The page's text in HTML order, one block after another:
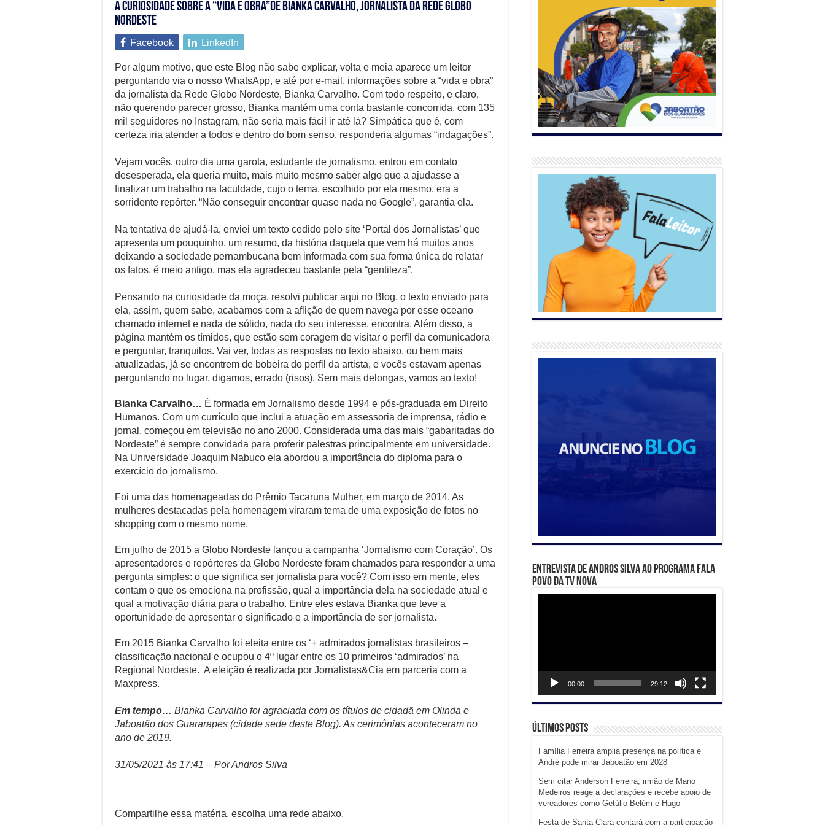
A curiosidade sobre a “vida e obra”de Bianka Carvalho, jornalista da Rede Globo
Nordeste
Facebook LinkedIn
Por algum motivo, que este Blog não sabe explicar, volta e meia aparece um leitor
perguntando via o nosso WhatsApp, e até por e-mail, informações sobre a “vida e obra”
da jornalista da Rede Globo Nordeste, Bianka Carvalho. Com todo respeito, e claro,
não querendo parecer grosso, Bianka mantém uma conta bastante concorrida, com 135
mil seguidores no Instagram, não seria mais fácil ir até lá? Simpática que é, com
certeza iria atender a todos e dentro do bom senso, responderia algumas “indagações”.
Vejam vocês, outro dia uma garota, estudante de jornalismo, entrou em contato
desesperada, ela queria muito, mais muito mesmo saber algo que a ajudasse a
finalizar um trabalho na faculdade, cujo o tema, escolhido por ela mesmo, era a
sorridente repórter. “Não conseguir encontrar quase nada no Google”, garantia ela.
Na tentativa de ajudá-la, enviei um texto cedido pelo site ‘Portal dos Jornalistas’ que
apresenta um pouquinho, um resumo, da história daquela que vem há muitos anos
deixando a sociedade pernambucana bem informada com sua forma única de relatar
os fatos, é meio antigo, mas ela agradeceu bastante pela “gentileza”.
Pensando na curiosidade da moça, resolvi publicar aqui no Blog, o texto enviado para
ela, assim, quem sabe, acabamos com a aflição de quem navega por esse oceano
chamado internet e nada de sólido, nada do seu interesse, encontra. Além disso, a
página mantém os tímidos, que estão sem coragem de visitar o perfil da comunicadora
e perguntar, tranquilos. Vai ver, todas as respostas no texto abaixo, ou bem mais
atualizadas, já se encontrem de bobeira do perfil da artista, e vocês estavam apenas
perguntando no lugar, digamos, errado (risos). Sem mais delongas, vamos ao texto!
Bianka Carvalho… É formada em Jornalismo desde 1994 e pós-graduada em Direito
Humanos. Com um currículo que inclui a atuação em assessoria de imprensa, rádio e
jornal, começou em televisão no ano 2000. Considerada uma das mais “gabaritadas do
Nordeste” é sempre convidada para proferir palestras principalmente em universidade.
Na Universidade Joaquim Nabuco ela abordou a importância do diploma para o
exercício do jornalismo.
Foi uma das homenageadas do Prêmio Tacaruna Mulher, em março de 2014. As
mulheres destacadas pela homenagem viraram tema de uma exposição de fotos no
shopping com o mesmo nome.
Em julho de 2015 a Globo Nordeste lançou a campanha ‘Jornalismo com Coração’. Os
apresentadores e repórteres da Globo Nordeste foram chamados para responder a uma
pergunta simples: o que significa ser jornalista para você? Com isso em mente, eles
contam o que os emociona na profissão, qual a importância dela na sociedade atual e
qual a motivação diária para o trabalho. Entre eles estava Bianka que teve a
oportunidade de apresentar o significado e a importância de ser jornalista.
Em 2015 Bianka Carvalho foi eleita entre os ‘+ admirados jornalistas brasileiros –
classificação nacional e ocupou o 4º lugar entre os 10 primeiros ‘admirados’ na
Regional Nordeste. A eleição é realizada por Jornalistas&Cia em parceria com a
Maxpress.
Em tempo… Bianka Carvalho foi agraciada com os títulos de cidadã em Olinda e
Jaboatão dos Guararapes (cidade sede deste Blog). As cerimônias aconteceram no
ano de 2019.
31/05/2021 às 17:41 – Por Andros Silva
Compartilhe essa matéria, escolha uma rede abaixo.
Entrevista de Andros Silva ao programa Fala
Povo da TV Nova
00:00 29:12
Últimos posts
Família Ferreira amplia presença na política e
André pode mirar Jaboatão em 2028
Sem citar Anderson Ferreira, irmão de Mano
Medeiros reage a declarações e recebe apoio de
vereadores como Getúlio Belém e Hugo
Festa de Santa Clara contará com a participação